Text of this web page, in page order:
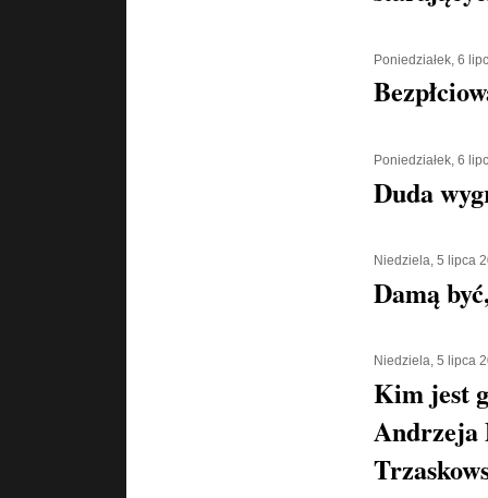
Poniedziałek, 6
Poniedziałek, 6
Duda
Niedziela, 5 lipca
Damą
Niedziela, 5 lipca
Kim jest
Andrzeja